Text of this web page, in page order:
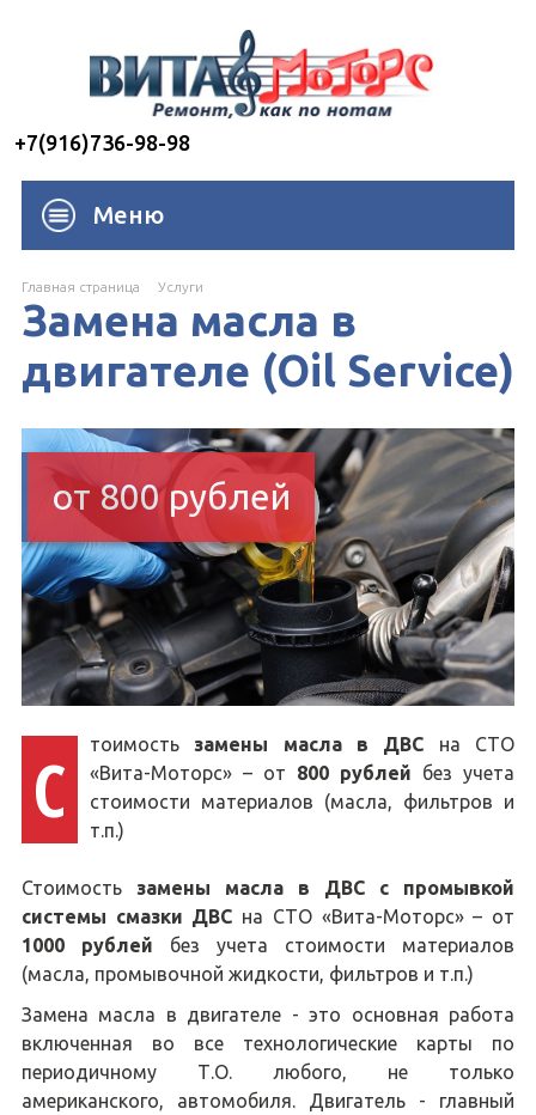
+7(916)736-98-98
Меню
Главная страница Услуги
Замена масла в
двигателе (Oil Service)
от 800 рублей
С тоимость замены масла в ДВС на СТО
«Вита-Моторс» – от 800 рублей без учета
стоимости материалов (масла, фильтров и
т.п.)
Стоимость замены масла в ДВС с промывкой
системы смазки ДВС на СТО «Вита-Моторс» – от
1000 рублей без учета стоимости материалов
(масла, промывочной жидкости, фильтров и т.п.)
Замена масла в двигателе - это основная работа
включенная во все технологические карты по
периодичному Т.О. любого, не только
американского, автомобиля. Двигатель - главный